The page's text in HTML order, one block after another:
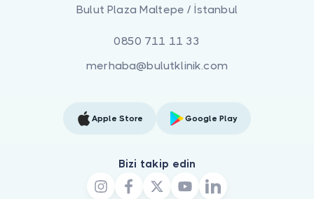
Bulut Plaza Maltepe / İstanbul
0850 711 11 33
merhaba@bulutklinik.com
Apple Store Google Play
Bizi takip edin